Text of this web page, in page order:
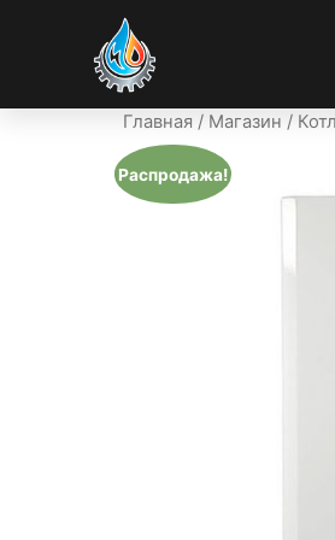
Главная / Магазин /
Распродажа!